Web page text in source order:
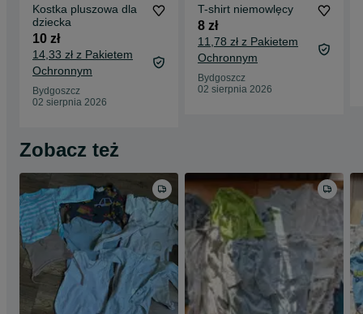
Kostka pluszowa dla
dziecka
10 zł
14,33 zł z Pakietem
Ochronnym
Bydgoszcz
02 sierpnia 2026
T-shirt niemowlęcy
8 zł
11,78 zł z Pakietem
Ochronnym
Bydgoszcz
02 sierpnia 2026
Zobacz też